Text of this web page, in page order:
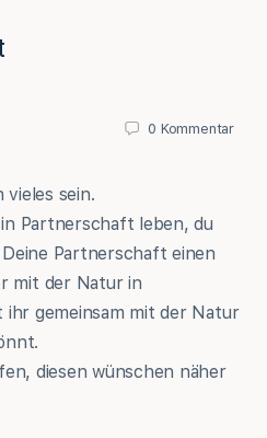
0 Kommentar
sein.
Partnerschaft leben, du
Partnerschaft einen
mit der Natur in
gemeinsam mit der Natur
diesen wünschen näher